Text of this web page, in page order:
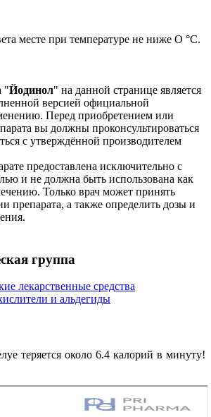
месте при температуре не ниже О °С.
"Йодинол" на данной странице является
версией официальной
Перед приобретением или
вы должны проконсультироваться
с утверждённой производителем
предоставлена исключительно с
и не должна быть использована как
Только врач может принять
препарата, а также определить дозы и
группа
лекарственные средства
и альдегиды
теряется около 6.4 калорий в минуту!